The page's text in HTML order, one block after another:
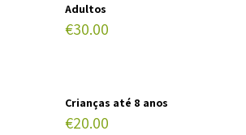
Adultos
€30.00
Crianças até 8 anos
€20.00